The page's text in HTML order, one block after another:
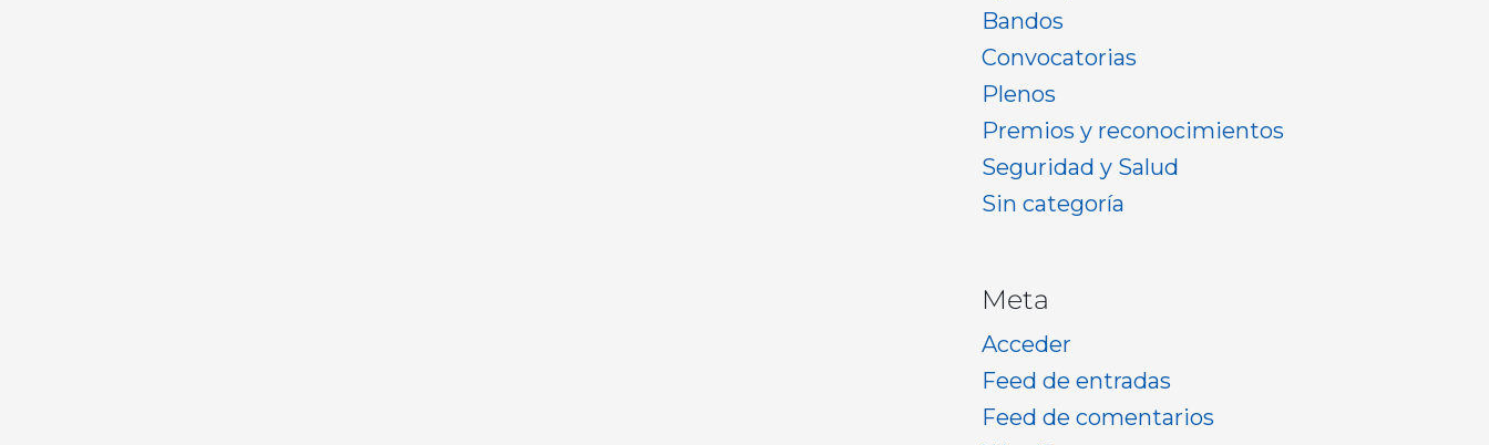
Bandos
Convocatorias
Plenos
Premios y reconocimientos
Seguridad y Salud
Sin categoría
Meta
Acceder
Feed de entradas
Feed de comentarios